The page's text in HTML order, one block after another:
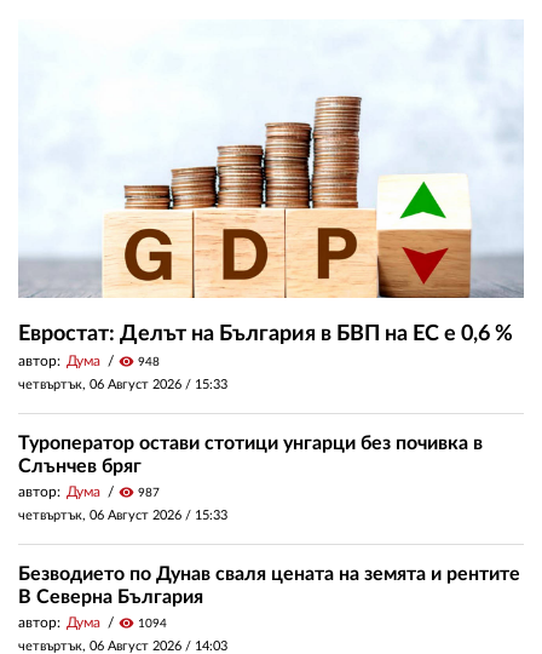
Евростат: Делът на България в БВП на ЕС е 0,6 %
автор: Дума visibility 948
четвъртък, 06 Август 2026 / 15:33
Туроператор остави стотици унгарци без почивка в
Слънчев бряг
автор: Дума visibility 987
четвъртък, 06 Август 2026 / 15:33
Безводието по Дунав сваля цената на земята и рентите
В Северна България
автор: Дума visibility 1094
четвъртък, 06 Август 2026 / 14:03